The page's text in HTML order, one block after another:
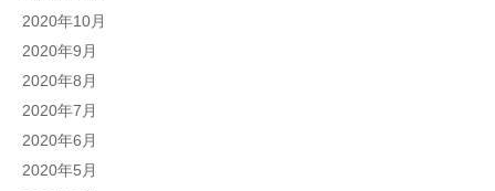
2020年10月
2020年9月
2020年8月
2020年7月
2020年6月
2020年5月